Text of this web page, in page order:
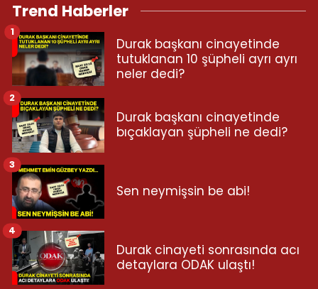
Trend Haberler
Durak başkanı cinayetinde
tutuklanan 10 şüpheli ayrı ayrı
neler dedi?
1
Durak başkanı cinayetinde
bıçaklayan şüpheli ne dedi?
2
Sen neymişsin be abi!
3
Durak cinayeti sonrasında acı
detaylara ODAK ulaştı!
4